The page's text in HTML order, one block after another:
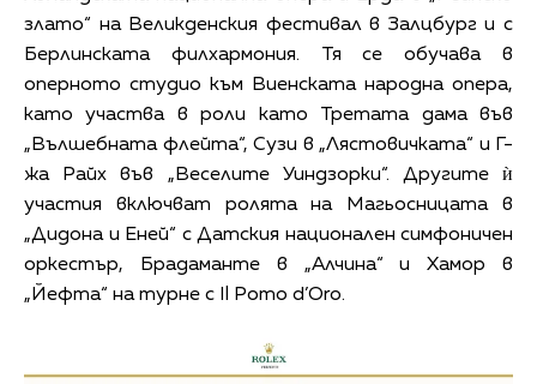
злато“ на Великденския фестивал в Залцбург и с
Берлинската филхармония. Тя се обучава в
оперното студио към Виенската народна опера,
като участва в роли като Третата дама във
„Вълшебната флейта“, Сузи в „Лястовичката“ и Г-
жа Райх във „Веселите Уиндзорки“. Другите ѝ
участия включват ролята на Магьосницата в
„Дидона и Еней“ с Датския национален симфоничен
оркестър, Брадаманте в „Алчина“ и Хамор в
„Йефта“ на турне с Il Pomo d’Oro.